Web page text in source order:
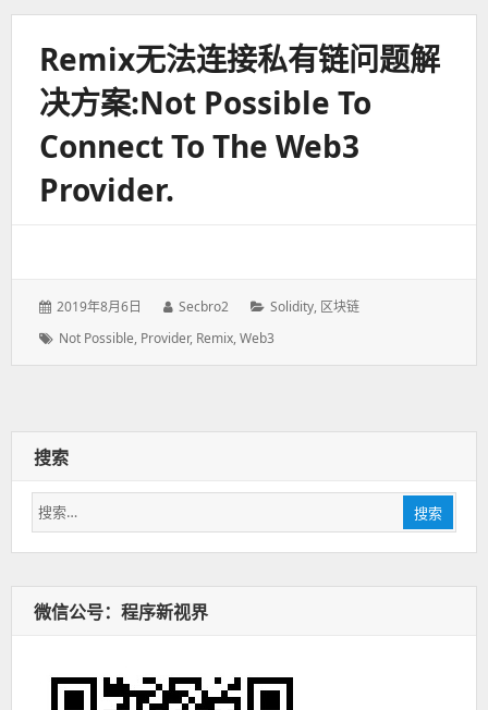
Remix无法连接私有链问题解
决方案:Not Possible To
Connect To The Web3
Provider.
发
于：
2019年8月6日
作
Secbro2
分
Solidity, 区块链
标
Not Possible, Provider, Remix,Web3
搜索
搜
索：
搜索
微信公号：程序新视界